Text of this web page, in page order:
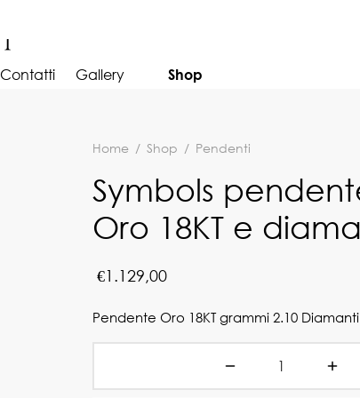
Contatti Gallery Shop
Home / Shop / Pendenti
Symbols
Oro 18KT e
€1.129,00
Pendente Oro 18KT grammi 2.10